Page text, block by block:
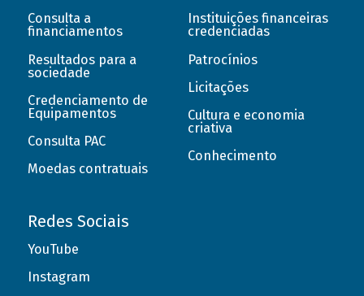
Consulta a
financiamentos
Resultados para a
sociedade
Credenciamento de
Equipamentos
Consulta PAC
Moedas contratuais
Instituições financeiras
credenciadas
Patrocínios
Licitações
Cultura e economia
criativa
Conhecimento
Redes Sociais
YouTube
Instagram